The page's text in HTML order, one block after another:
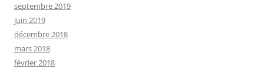
septembre 2019
juin 2019
décembre 2018
mars 2018
février 2018